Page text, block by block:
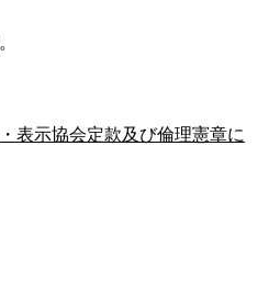
表示協会定款及び倫理憲章に